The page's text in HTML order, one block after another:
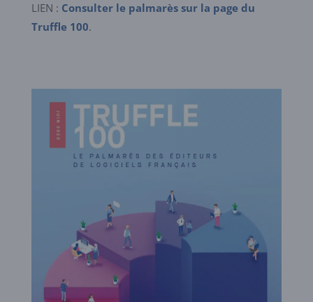
LIEN : Consulter le palmarès sur la page du
Truffle 100.